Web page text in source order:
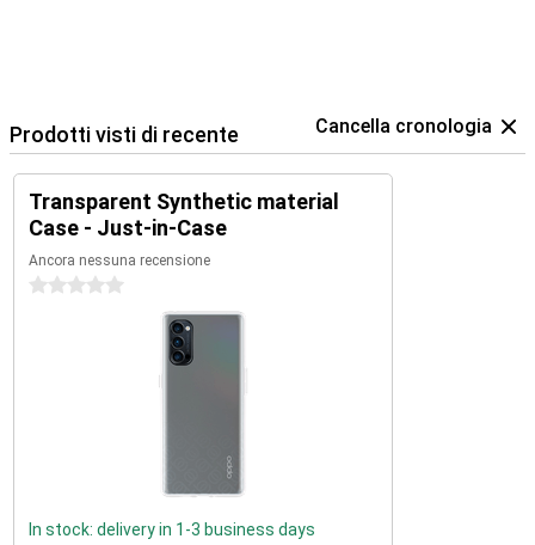
Prodotti visti di recente Cancella cronologia
Transparent Synthetic material
Case - Just-in-Case
Ancora nessuna recensione
0 stelle
In stock: delivery in 1-3 business days